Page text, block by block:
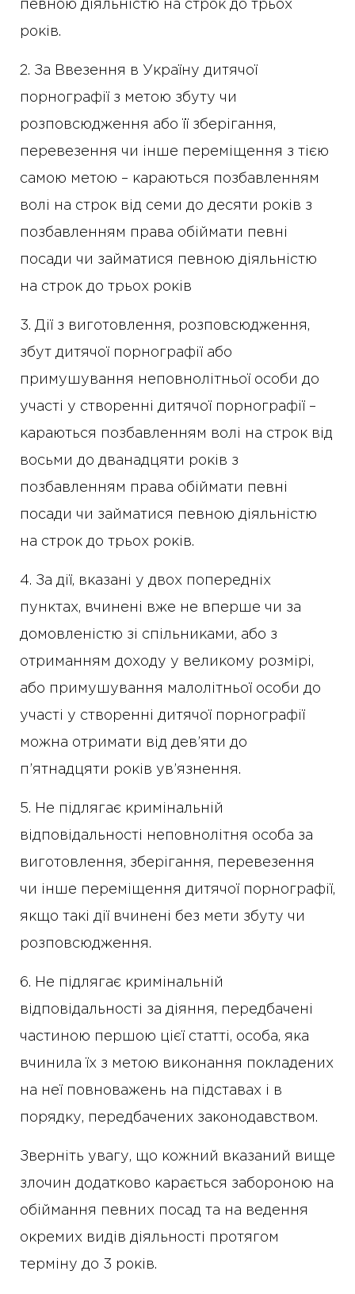
певною діяльністю на строк до трьох
років.
2. За Ввезення в Україну дитячої
порнографії з метою збуту чи
розповсюдження або її зберігання,
перевезення чи інше переміщення з тією
самою метою – караються позбавленням
волі на строк від семи до десяти років з
позбавленням права обіймати певні
посади чи займатися певною діяльністю
на строк до трьох років
3. Дії з виготовлення, розповсюдження,
збут дитячої порнографії або
примушування неповнолітньої особи до
участі у створенні дитячої порнографії –
караються позбавленням волі на строк від
восьми до дванадцяти років з
позбавленням права обіймати певні
посади чи займатися певною діяльністю
на строк до трьох років.
4. За дії, вказані у двох попередніх
пунктах, вчинені вже не вперше чи за
домовленістю зі спільниками, або з
отриманням доходу у великому розмірі,
або примушування малолітньої особи до
участі у створенні дитячої порнографії
можна отримати від дев’яти до
п’ятнадцяти років ув’язнення.
5. Не підлягає кримінальній
відповідальності неповнолітня особа за
виготовлення, зберігання, перевезення
чи інше переміщення дитячої порнографії,
якщо такі дії вчинені без мети збуту чи
розповсюдження.
6. Не підлягає кримінальній
відповідальності за діяння, передбачені
частиною першою цієї статті, особа, яка
вчинила їх з метою виконання покладених
на неї повноважень на підставах і в
порядку, передбачених законодавством.
Зверніть увагу, що кожний вказаний вище
злочин додатково карається забороною на
обіймання певних посад та на ведення
окремих видів діяльності протягом
терміну до 3 років.